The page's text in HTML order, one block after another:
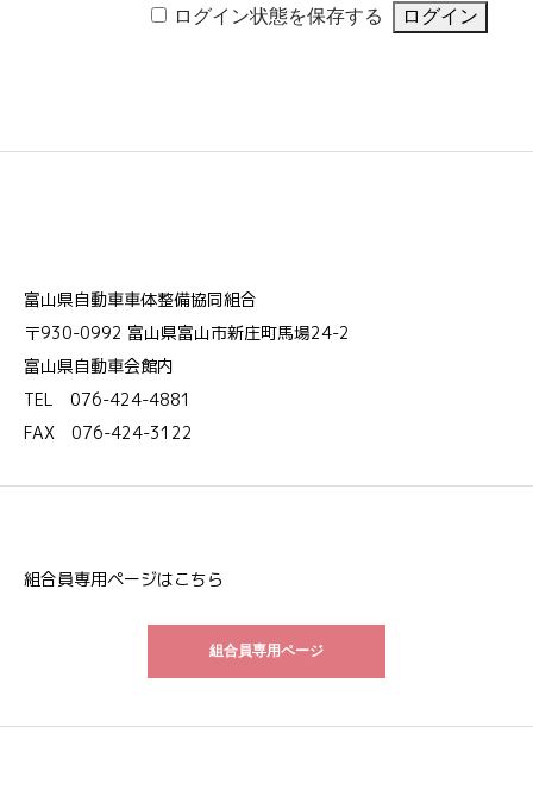
ログイン状態を保存する
富山県自動車車体整備協同組合
〒930-0992 富山県富山市新庄町馬場24-2
富山県自動車会館内
TEL 076-424-4881
FAX 076-424-3122
組合員専用ページはこちら
組合員専用ページ